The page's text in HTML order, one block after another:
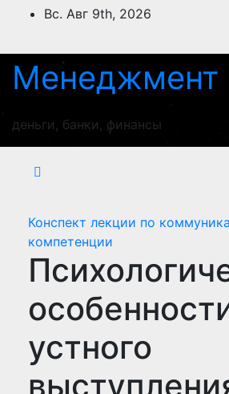
ПерейтиВс. Авг 9th, 2026
Менеджмент
деньги, банки, финансы
Конспект лекции по
компетенции
устного